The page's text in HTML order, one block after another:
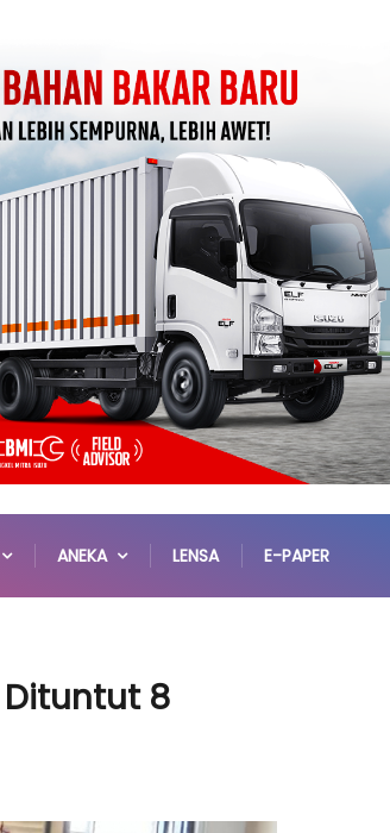
ANEKA LENSA E-PAPER
Dituntut 8